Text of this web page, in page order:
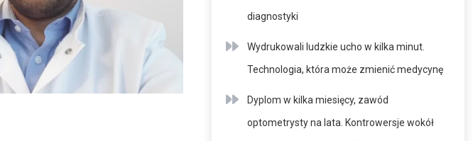
diagnostyki
Wydrukowali ludzkie ucho w kilka minut.
Technologia, która może zmienić medycynę
Dyplom w kilka miesięcy, zawód
optometrysty na lata. Kontrowersje wokół